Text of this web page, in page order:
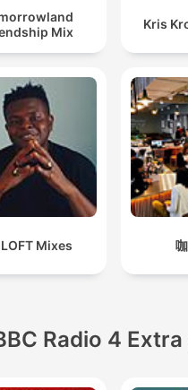
Mix
Kris
Mixes
Radio 4